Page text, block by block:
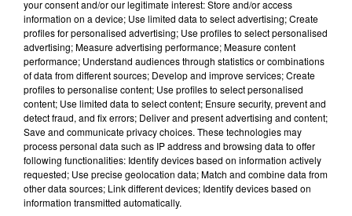
È&È&È& INFOS & ACCÈS È&È&È&
BUS DE NUIT : arrêt Jeanne d'Arc
Application iphone : « b-floor » sur AppleStore
Application android : « b-floor » sur AndroidMarket
Application blackberry :« b-floor » sur BlackBerry App
Site internet :www.b-floor.com
Réservation table : 03 20 52 56 97
your consent and/or our legitimate interest: Store and/or access
information on a device; Use limited data to select advertising; Create
profiles for personalised advertising; Use profiles to select personalised
advertising; Measure advertising performance; Measure content
performance; Understand audiences through statistics or combinations
of data from different sources; Develop and improve services; Create
profiles to personalise content; Use profiles to select personalised
content; Use limited data to select content; Ensure security, prevent and
detect fraud, and fix errors; Deliver and present advertising and content;
Save and communicate privacy choices. These technologies may
process personal data such as IP address and browsing data to offer
following functionalities: Identify devices based on information actively
requested; Use precise geolocation data; Match and combine data from
other data sources; Link different devices; Identify devices based on
information transmitted automatically.